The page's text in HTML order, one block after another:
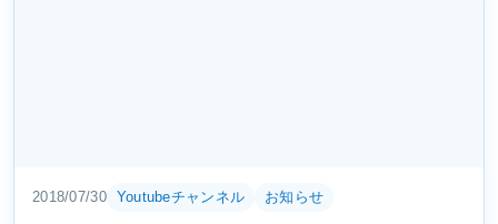
2018/07/30 Youtubeチャンネル お知らせ